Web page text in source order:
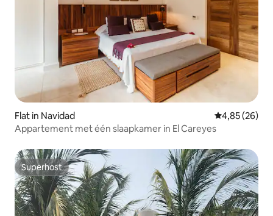
Flat in Navidad Gemiddelde
4,85 (26)
Appartement met één slaapkamer in El Careyes
Superhost
Superhost